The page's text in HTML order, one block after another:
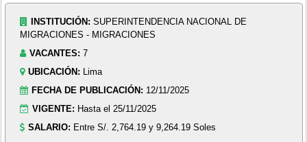
INSTITUCIÓN: SUPERINTENDENCIA NACIONAL DE
MIGRACIONES - MIGRACIONES
VACANTES: 7
UBICACIÓN: Lima
FECHA DE PUBLICACIÓN: 12/11/2025
VIGENTE: Hasta el 25/11/2025
SALARIO: Entre S/. 2,764.19 y 9,264.19 Soles